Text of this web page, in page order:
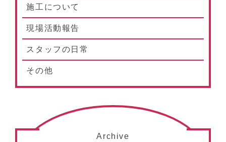
施工について
現場活動報告
スタッフの日常
その他
Archive